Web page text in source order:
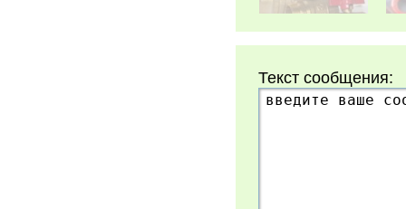
Текст сообщения: